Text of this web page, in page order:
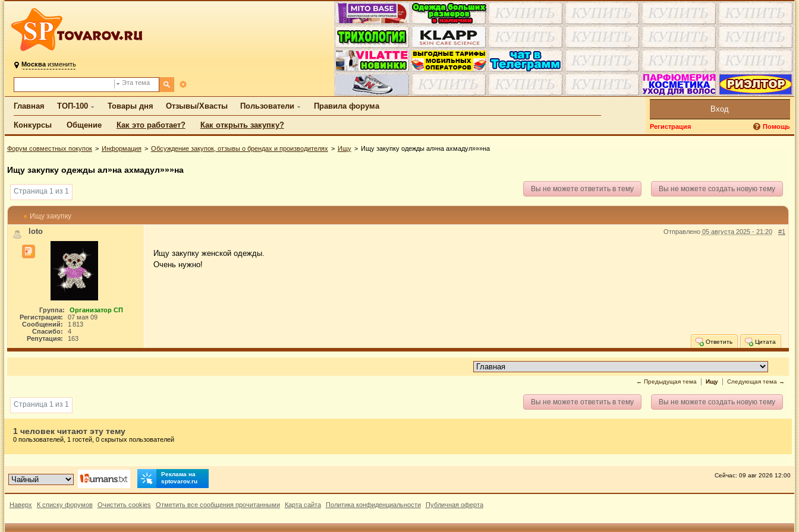
Москваизменить
Эта тема
Главная ТОП-100 Товары дня Отзывы/Хвасты Пользователи Правила форума
Конкурсы Общение Как это работает? Как открыть закупку?
Вход
Регистрация Помощь
Форум совместных покупок Информация Обсуждение закупок, отзывы о брендах и производителях Ищу Ищу закупку одежды ал»на ахмадул»»»на
Ищу закупку одежды ал»на ахмадул»»»на
Страница 1 из 1 Вы не можете создать новую тему
Вы не можете ответить в тему
Ищу закупку
loto
Группа:
Организатор СП
Регистрация:
07 мая 09
Сообщений:
1 813
Спасибо:
4
Репутация:
163
#1
Отправлено 05 августа 2025 - 21:20
Ищу закупку женской одежды.
Очень нужно!
Цитата
Ответить
← Предыдущая тема Ищу Следующая тема →
Страница 1 из 1 Вы не можете создать новую тему
Вы не можете ответить в тему
1 человек читают эту тему
0 пользователей, 1 гостей, 0 скрытых пользователей
Реклама на
sptovarov.ru
Сейчас: 09 авг 2026 12:00
Наверх К списку форумов Очистить cookies Отметить все сообщения прочитанными Карта сайта Политика конфиденциальности Публичная оферта